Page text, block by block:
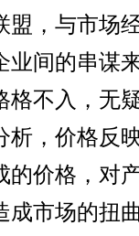
盟，与市场
业间的串谋
格不入，无
，价格反
的价格，对
成市场的扭